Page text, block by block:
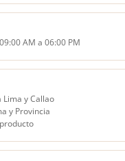
AM a 06:00 PM
Lima y Callao
y Provincia